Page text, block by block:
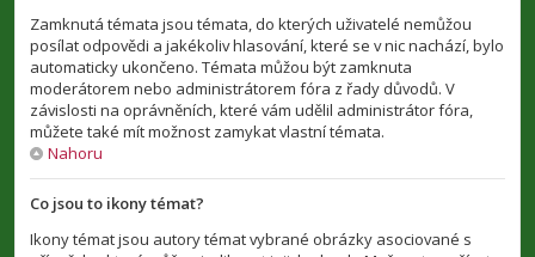
Zamknutá témata jsou témata, do kterých uživatelé nemůžou
posílat odpovědi a jakékoliv hlasování, které se v nic nachází, bylo
automaticky ukončeno. Témata můžou být zamknuta
moderátorem nebo administrátorem fóra z řady důvodů. V
závislosti na oprávněních, které vám udělil administrátor fóra,
můžete také mít možnost zamykat vlastní témata.
Nahoru
Co jsou to ikony témat?
Ikony témat jsou autory témat vybrané obrázky asociované s